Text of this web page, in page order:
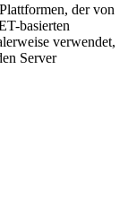
der von
basierten
verwendet,
Server